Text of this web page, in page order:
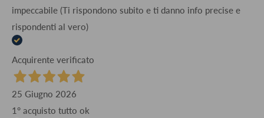
impeccabile (Ti rispondono subito e ti danno info precise e
rispondenti al vero)
Acquirente verificato
25 Giugno 2026
1° acquisto tutto ok